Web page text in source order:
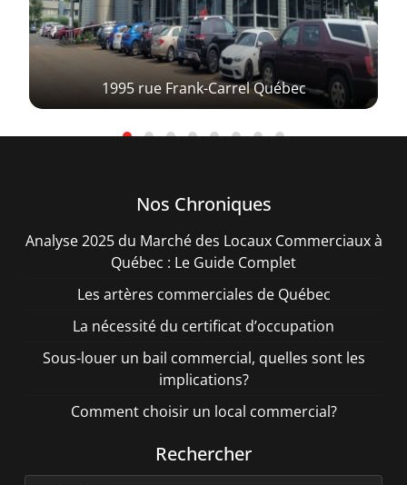
1995 rue Frank-Carrel Québec
Nos Chroniques
Analyse 2025 du Marché des Locaux Commerciaux à
Québec : Le Guide Complet
Les artères commerciales de Québec
La nécessité du certificat d’occupation
Sous-louer un bail commercial, quelles sont les
implications?
Comment choisir un local commercial?
Rechercher